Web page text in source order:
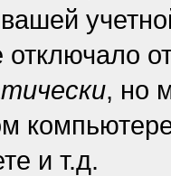
отключало
, но
и т.д.